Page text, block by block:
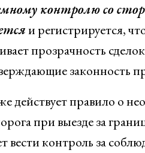
контролю со
и регистрируется,
прозрачность
законность
действует правило о
при выезде за
вести контроль за